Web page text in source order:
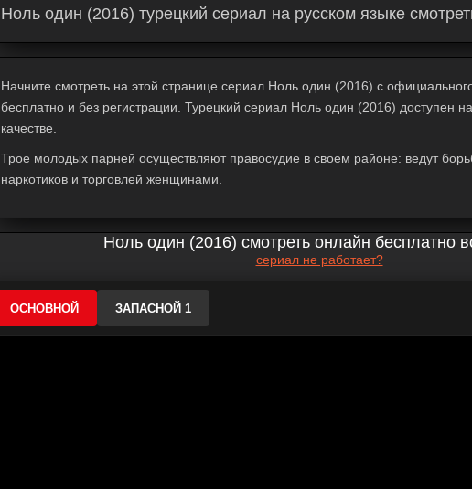
Ноль один (2016) турецкий сериал на русском языке
Начните смотреть на этой странице сериал Ноль один (2016) с
бесплатно и без регистрации. Турецкий сериал Ноль один (2016) доступен
качестве.
Трое молодых парней осуществляют правосудие в своем районе: ведут
наркотиков и торговлей женщинами.
Ноль один (2016) смотреть онлайн бесплатно
сериал не работает?
ОСНОВНОЙ ЗАПАСНОЙ 1